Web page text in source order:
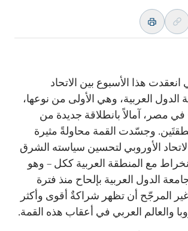
انعقدت هذا الأسبوع بين الاتحاد
الدول العربية، وهي الأولى من نوعها،
مصر، آمالاً بانطلاقة جديدة من
وجسّدت القمة محاولةً مثيرة
الأوروبي لتحسين سياسته الشرق
مع المنطقة العربية ككل – وهو
الدول العربية بإلحاح منذ فترة
المرجّح أن تظهر شراكةٌ أقوى وأكثر
والعالم العربي في أعقاب هذه القمة.